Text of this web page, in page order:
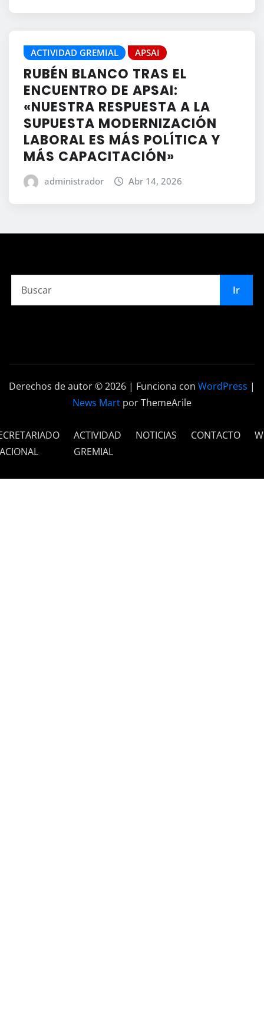
ACTIVIDAD GREMIAL APSAI
RUBÉN BLANCO TRAS EL
ENCUENTRO DE APSAI:
«NUESTRA RESPUESTA A LA
SUPUESTA MODERNIZACIÓN
LABORAL ES MÁS POLÍTICA Y
MÁS CAPACITACIÓN»
administrador Abr 14, 2026
Ir
Derechos de autor © 2026 | Funciona con WordPress |
News Mart por ThemeArile
ACTIVIDAD
GREMIAL
NOTICIAS CONTACTO